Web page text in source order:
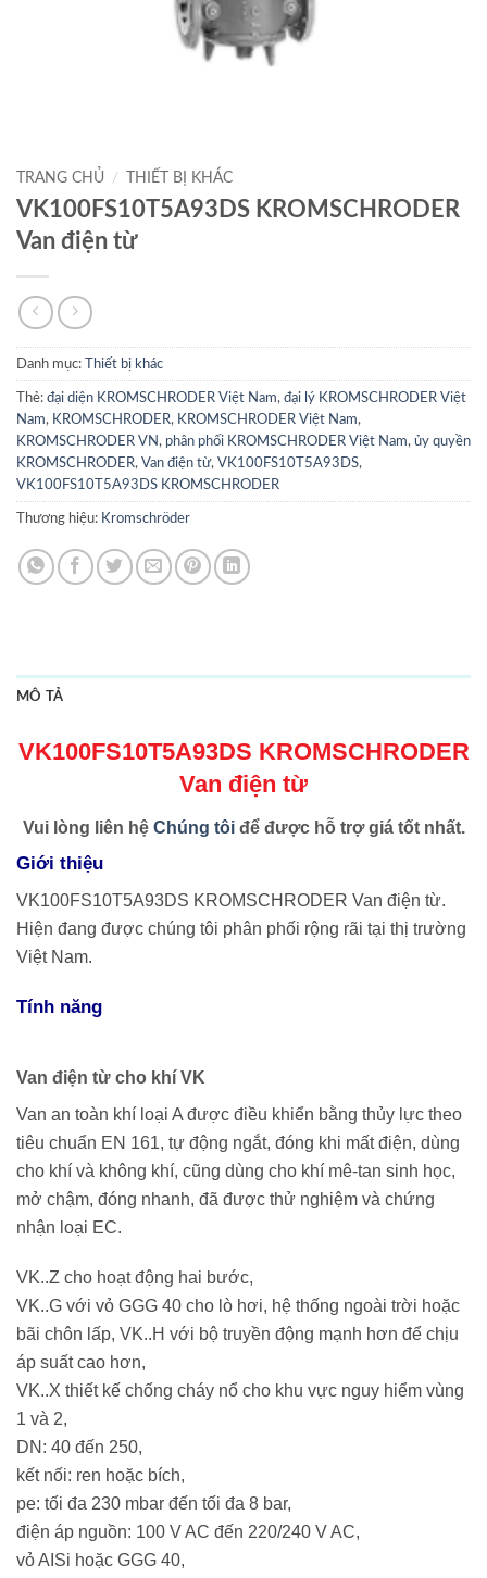
TRANG CHỦ / THIẾT BỊ KHÁC
VK100FS10T5A93DS KROMSCHRODER
Van điện từ
Danh mục: Thiết bị khác
Thẻ: đại diện KROMSCHRODER Việt Nam, đại lý KROMSCHRODER Việt
Nam, KROMSCHRODER, KROMSCHRODER Việt Nam,
KROMSCHRODER VN, phân phối KROMSCHRODER Việt Nam, ủy quyền
KROMSCHRODER, Van điện từ, VK100FS10T5A93DS,
VK100FS10T5A93DS KROMSCHRODER
Thương hiệu: Kromschröder
MÔ TẢ
VK100FS10T5A93DS KROMSCHRODER
Van điện từ
Vui lòng liên hệ Chúng tôi để được hỗ trợ giá tốt nhất.
Giới thiệu
VK100FS10T5A93DS KROMSCHRODER Van điện từ.
Hiện đang được chúng tôi phân phối rộng rãi tại thị trường
Việt Nam.
Tính năng
Van điện từ cho khí VK
Van an toàn khí loại A được điều khiển bằng thủy lực theo
tiêu chuẩn EN 161, tự động ngắt, đóng khi mất điện, dùng
cho khí và không khí, cũng dùng cho khí mê-tan sinh học,
mở chậm, đóng nhanh, đã được thử nghiệm và chứng
nhận loại EC.
VK..Z cho hoạt động hai bước,
VK..G với vỏ GGG 40 cho lò hơi, hệ thống ngoài trời hoặc
bãi chôn lấp, VK..H với bộ truyền động mạnh hơn để chịu
áp suất cao hơn,
VK..X thiết kế chống cháy nổ cho khu vực nguy hiểm vùng
1 và 2,
DN: 40 đến 250,
kết nối: ren hoặc bích,
pe: tối đa 230 mbar đến tối đa 8 bar,
điện áp nguồn: 100 V AC đến 220/240 V AC,
vỏ AISi hoặc GGG 40,